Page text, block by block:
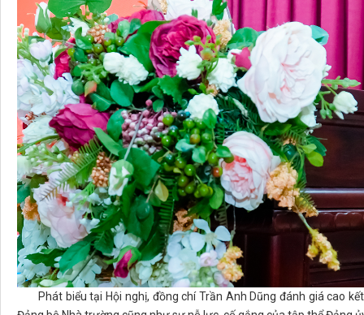
Phát biểu tại Hội nghị, đồng chí Trần Anh Dũng đánh giá cao